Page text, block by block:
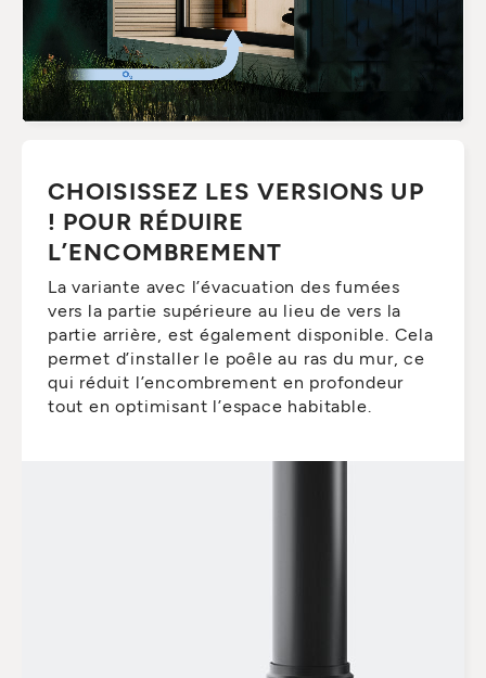
CHOISISSEZ LES VERSIONS UP
! POUR RÉDUIRE
L’ENCOMBREMENT
La variante avec l’évacuation des fumées
vers la partie supérieure au lieu de vers la
partie arrière, est également disponible. Cela
permet d’installer le poêle au ras du mur, ce
qui réduit l’encombrement en profondeur
tout en optimisant l’espace habitable.